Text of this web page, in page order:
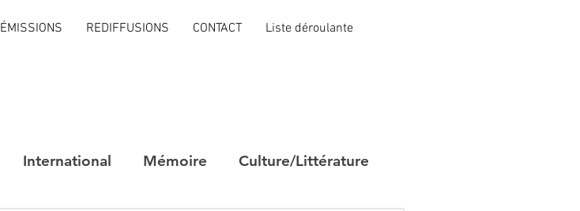
ÉMISSIONS REDIFFUSIONS CONTACT Liste déroulante
International Mémoire Culture/Littérature